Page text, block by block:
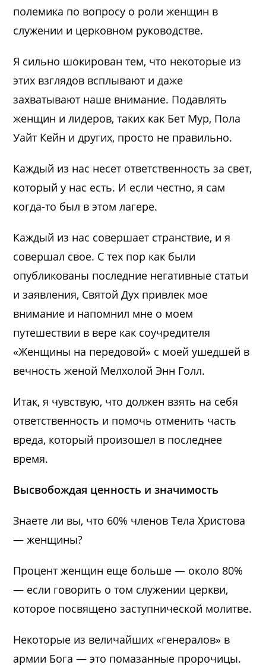
полемика по вопросу о роли женщин в
служении и церковном руководстве.
Я сильно шокирован тем, что некоторые из
этих взглядов всплывают и даже
захватывают наше внимание. Подавлять
женщин и лидеров, таких как Бет Мур, Пола
Уайт Кейн и других, просто не правильно.
Каждый из нас несет ответственность за свет,
который у нас есть. И если честно, я сам
когда-то был в этом лагере.
Каждый из нас совершает странствие, и я
совершал свое. С тех пор как были
опубликованы последние негативные статьи
и заявления, Святой Дух привлек мое
внимание и напомнил мне о моем
путешествии в вере как соучредителя
«Женщины на передовой» с моей ушедшей в
вечность женой Мелхолой Энн Голл.
Итак, я чувствую, что должен взять на себя
ответственность и помочь отменить часть
вреда, который произошел в последнее
время.
Высвобождая ценность и значимость
Знаете ли вы, что 60% членов Тела Христова
— женщины?
Процент женщин еще больше — около 80%
— если говорить о том служении церкви,
которое посвящено заступнической молитве.
Некоторые из величайших «генералов» в
армии Бога — это помазанные пророчицы.